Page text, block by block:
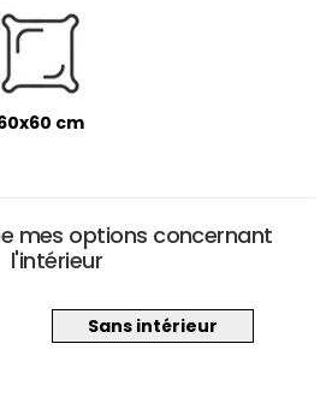
cm
mes options concernant
l'intérieur
Sans intérieur